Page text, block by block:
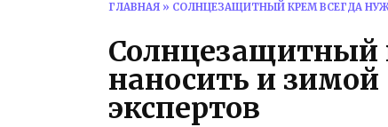
ГЛАВНАЯ » СОЛНЦЕЗАЩИТНЫЙ КРЕМ ВСЕГДА
Солнцезащитный
наносить и
экспертов